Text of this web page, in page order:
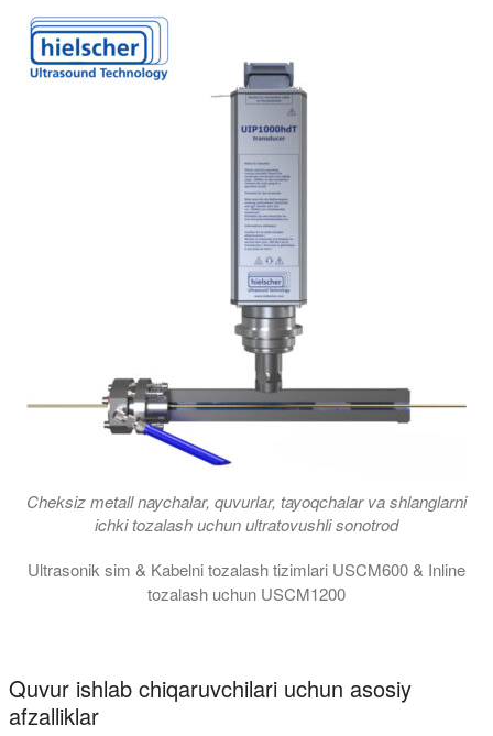
Cheksiz metall naychalar, quvurlar, tayoqchalar va shlanglarni
ichki tozalash uchun ultratovushli sonotrod
Ultrasonik sim & Kabelni tozalash tizimlari USCM600 & Inline
tozalash uchun USCM1200
Quvur ishlab chiqaruvchilari uchun asosiy
afzalliklar